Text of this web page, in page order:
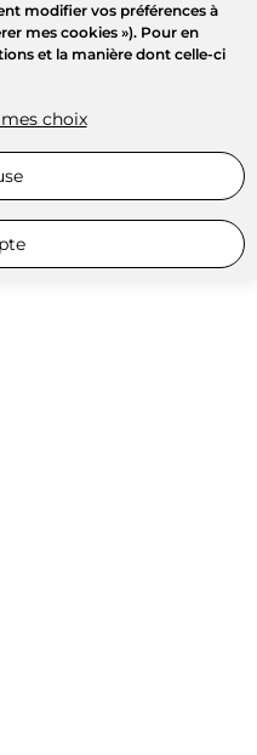
modifier vos préférences à
mes cookies »). Pour en
et la manière dont celle-ci
choix